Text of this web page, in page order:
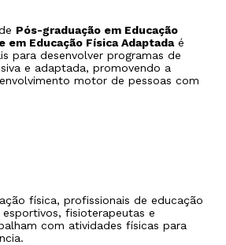
Pós-graduação em Educação
em Educação Física Adaptadaé
para desenvolver programas de
e adaptada, promovendo a
motor de pessoas com
física, profissionais de educação
fisioterapeutas e
com atividades físicas para